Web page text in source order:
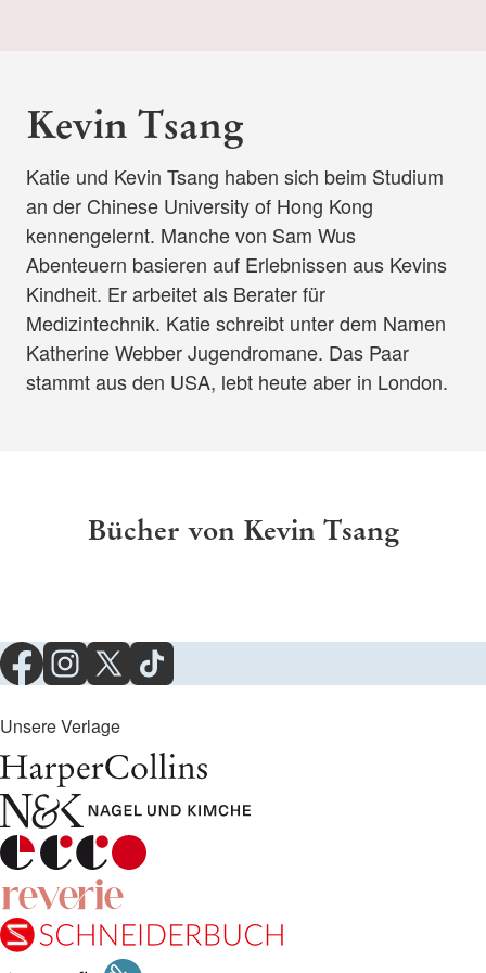
Kevin Tsang
Katie und Kevin Tsang haben sich beim Studium
an der Chinese University of Hong Kong
kennengelernt. Manche von Sam Wus
Abenteuern basieren auf Erlebnissen aus Kevins
Kindheit. Er arbeitet als Berater für
Medizintechnik. Katie schreibt unter dem Namen
Katherine Webber Jugendromane. Das Paar
stammt aus den USA, lebt heute aber in London.
Bücher von Kevin Tsang
Unsere Verlage